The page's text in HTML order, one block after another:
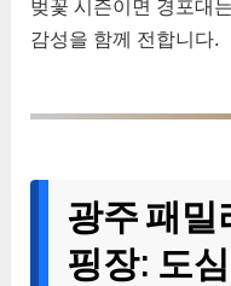
벚꽃 시즌이면 경포대
감성을 함께 전합니다.
광주 패밀
핑장: 도